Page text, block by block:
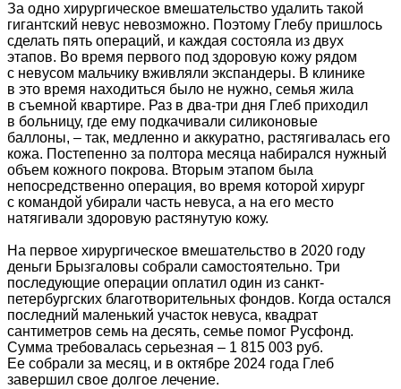
За одно хирургическое вмешательство удалить такой
гигантский невус невозможно. Поэтому Глебу пришлось
сделать пять операций, и каждая состояла из двух
этапов. Во время первого под здоровую кожу рядом
с невусом мальчику вживляли экспандеры. В клинике
в это время находиться было не нужно, семья жила
в съемной квартире. Раз в два-три дня Глеб приходил
в больницу, где ему подкачивали силиконовые
баллоны, – так, медленно и аккуратно, растягивалась его
кожа. Постепенно за полтора месяца набирался нужный
объем кожного покрова. Вторым этапом была
непосредственно операция, во время которой хирург
с командой убирали часть невуса, а на его место
натягивали здоровую растянутую кожу.
На первое хирургическое вмешательство в 2020 году
деньги Брызгаловы собрали самостоятельно. Три
последующие операции оплатил один из санкт-
петербургских благотворительных фондов. Когда остался
последний маленький участок невуса, квадрат
сантиметров семь на десять, семье помог Русфонд.
Сумма требовалась серьезная – 1 815 003 руб.
Ее собрали за месяц, и в октябре 2024 года Глеб
завершил свое долгое лечение.